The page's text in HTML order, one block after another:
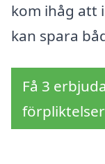
kom ihåg att
kan spara
Få 3
förpliktelser